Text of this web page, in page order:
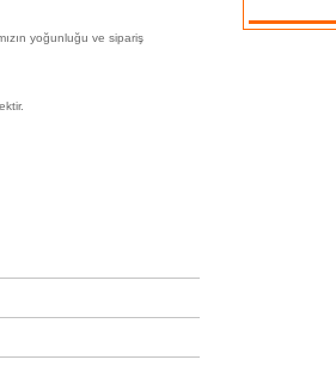
yoğunluğu ve sipariş